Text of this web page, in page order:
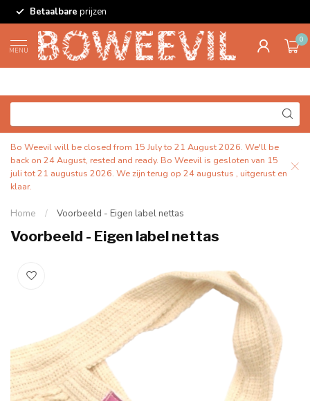
Betaalbare prijzen
MENU
0
Bo Weevil will be closed from 15 July to 21 August 2026. We'll be
back on 24 August, rested and ready. Bo Weevil is gesloten van 15
juli tot 21 augustus 2026. We zijn terug op 24 augustus , uitgerust en
klaar.
Home / Voorbeeld - Eigen label nettas
Voorbeeld - Eigen label nettas